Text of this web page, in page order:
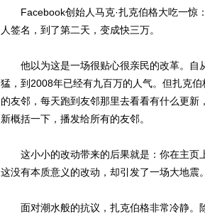
Facebook创始人马克·扎克伯格大吃一惊
人签名，到了第二天，变成快三万。
他以为这是一场很贴心很亲民的改革。自
猛，到2008年已经有九百万的人气。但扎克
的友邻，每天跑到友邻那里去看看有什么更
新概括一下，播发给所有的友邻。
这小小的改动带来的后果就是：你在主页
这没有本质意义的改动，却引发了一场大地震。
面对潮水般的抗议，扎克伯格非常冷静。